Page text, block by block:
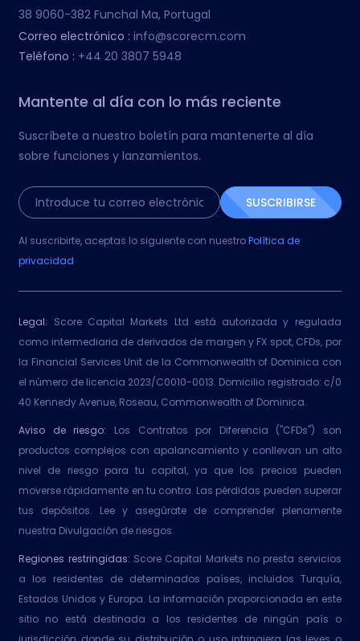
38 9060-382 Funchal Ma, Portugal
Correo electrónico : info@scorecm.com
Teléfono : +44 20 3807 5948
Mantente al día con lo más reciente
Suscríbete a nuestro boletín para mantenerte al día
sobre funciones y lanzamientos.
SUSCRIBIRSE
Al suscribirte, aceptas lo siguiente con nuestroPolítica de
privacidad
Legal: Score Capital Markets Ltd está autorizada y regulada
como intermediaria de derivados de margen y FX spot, CFDs, por
la Financial Services Unit de la Commonwealth of Dominica con
el número de licencia 2023/C0010-0013. Domicilio registrado: c/0
40 Kennedy Avenue, Roseau, Commonwealth of Dominica.
Aviso de riesgo: Los Contratos por Diferencia ("CFDs") son
productos complejos con apalancamiento y conllevan un alto
nivel de riesgo para tu capital, ya que los precios pueden
moverse rápidamente en tu contra. Las pérdidas pueden superar
tus depósitos. Lee y asegúrate de comprender plenamente
nuestra Divulgación de riesgos.
Regiones restringidas: Score Capital Markets no presta servicios
a los residentes de determinados países, incluidos Turquía,
Estados Unidos y Europa. La información proporcionada en este
sitio no está destinada a los residentes de ningún país o